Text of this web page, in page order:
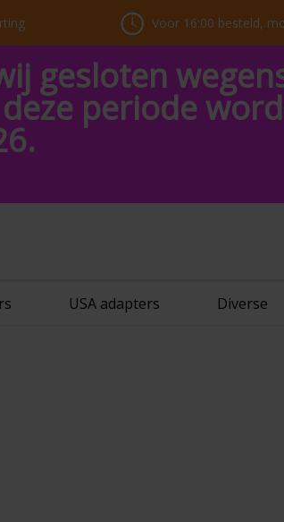
Voor 16:00 besteld,
gesloten
periode
USA adapters Diverse